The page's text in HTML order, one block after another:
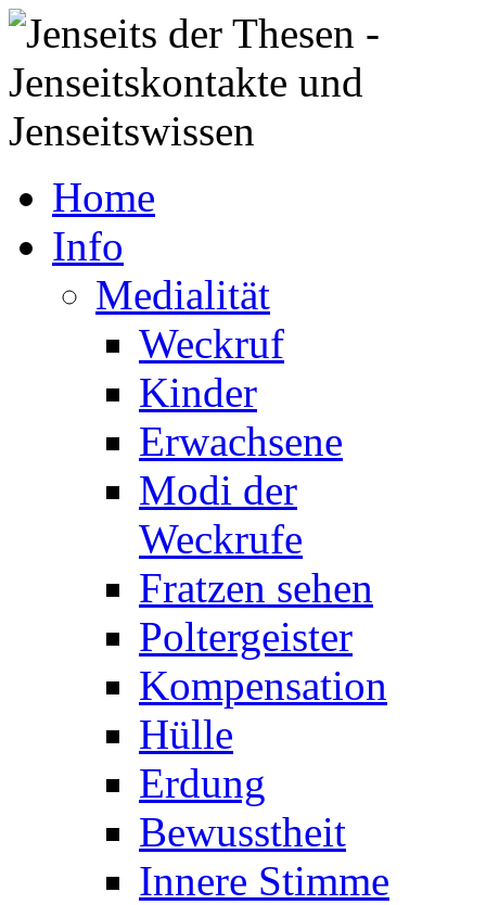
Home
Info
Medialität
Weckruf
Kinder
Erwachsene
Modi der
Weckrufe
Fratzen sehen
Poltergeister
Kompensation
Hülle
Erdung
Bewusstheit
Innere Stimme